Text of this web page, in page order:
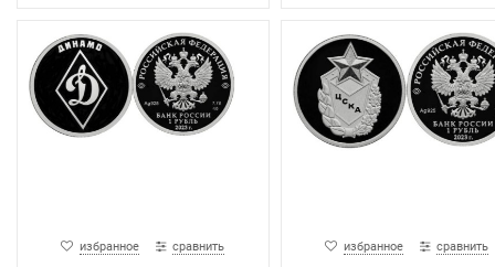
избранное сравнить избранное сравнить